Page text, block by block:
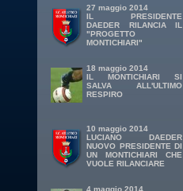
27 maggio 2014
IL PRESIDENTE
DAEDER RILANCIA IL
"PROGETTO
MONTICHIARI"
18 maggio 2014
IL MONTICHIARI SI
SALVA ALL'ULTIMO
RESPIRO
10 maggio 2014
LUCIANO DAEDER
NUOVO PRESIDENTE DI
UN MONTICHIARI CHE
VUOLE RILANCIARE
4 maggio 2014